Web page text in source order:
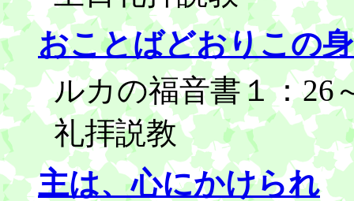
おことばどおりこの
ルカの福音書１：26
礼拝説教
主は、心にかけられ